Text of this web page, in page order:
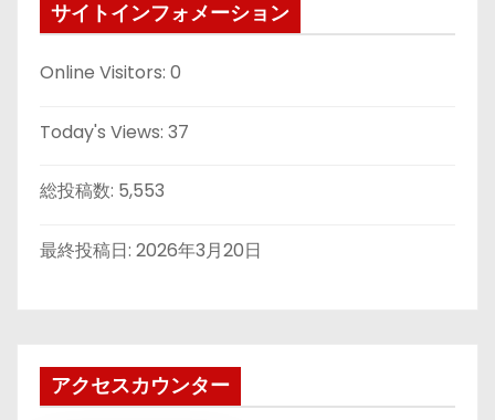
サイトインフォメーション
Online Visitors: 0
Today's Views: 37
総投稿数: 5,553
最終投稿日: 2026年3月20日
アクセスカウンター